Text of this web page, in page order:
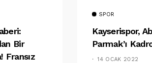
Bir
Fransız
SPOR
Kayserispor,
Parmak’ı
14 OCAK 2022